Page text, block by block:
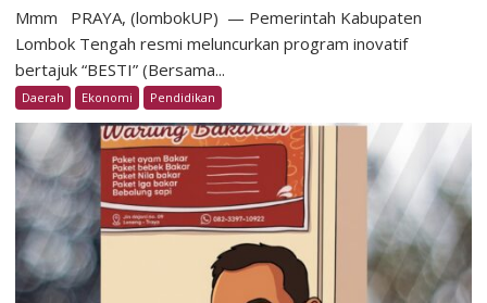
Mmm ​PRAYA, (lombokUP) — Pemerintah Kabupaten
Lombok Tengah resmi meluncurkan program inovatif
bertajuk “BESTI” (Bersama...
Daerah Ekonomi Pendidikan